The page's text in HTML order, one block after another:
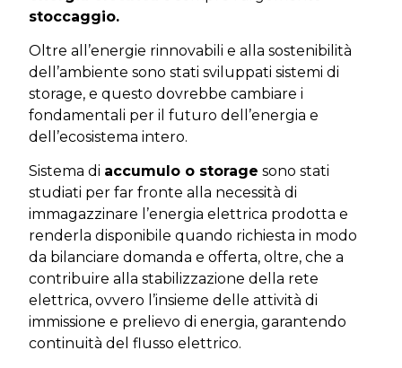
stoccaggio.
Oltre all’energie rinnovabili e alla sostenibilità
dell’ambiente sono stati sviluppati sistemi di
storage, e questo dovrebbe cambiare i
fondamentali per il futuro dell’energia e
dell’ecosistema intero.
Sistema di accumulo o storage sono stati
studiati per far fronte alla necessità di
immagazzinare l’energia elettrica prodotta e
renderla disponibile quando richiesta in modo
da bilanciare domanda e offerta, oltre, che a
contribuire alla stabilizzazione della rete
elettrica, ovvero l’insieme delle attività di
immissione e prelievo di energia, garantendo
continuità del flusso elettrico.